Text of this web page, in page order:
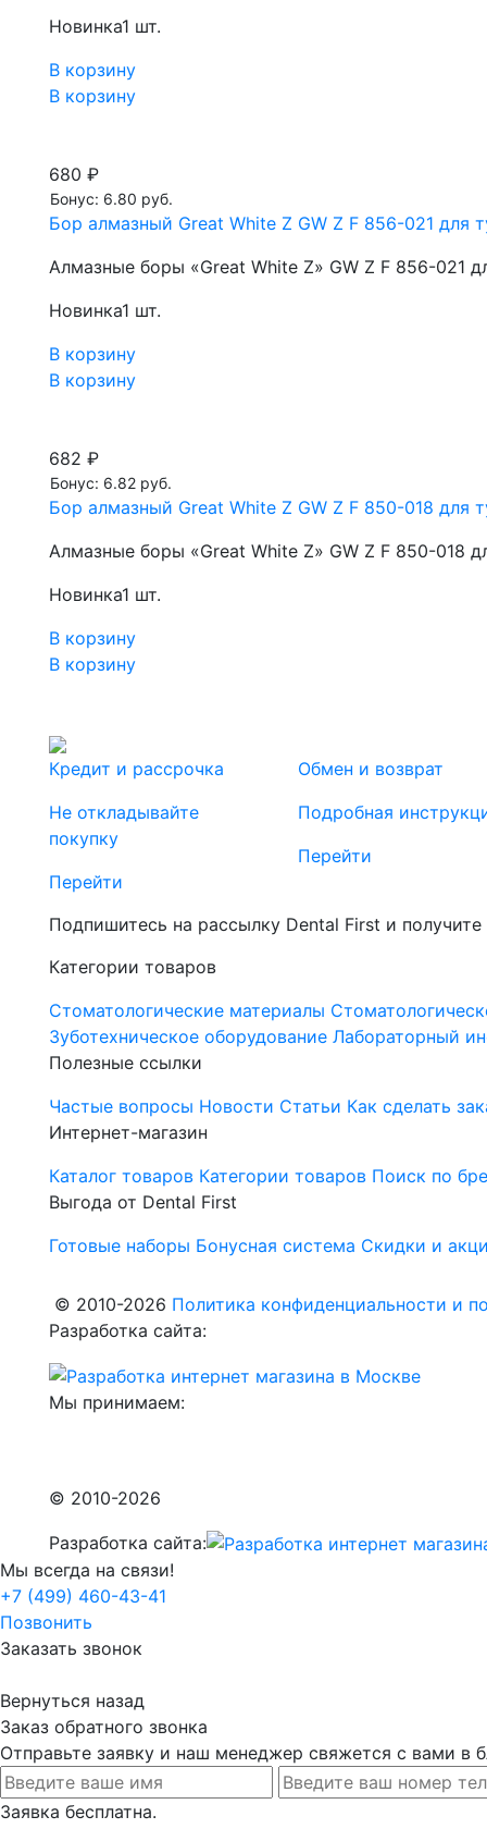
Новинка1 шт.
В корзину
В корзину
680 ₽
Бонус: 6.80 руб.
Бор алмазный Great White Z GW Z F 856-021 для
Алмазные боры «Great White Z» GW Z F 856-021
Новинка1 шт.
В корзину
В корзину
682 ₽
Бонус: 6.82 руб.
Бор алмазный Great White Z GW Z F 850-018 для
Алмазные боры «Great White Z» GW Z F 850-018
Новинка1 шт.
В корзину
В корзину
Кредит и рассрочка
Не откладывайте
покупку
Перейти
Обмен и возврат
Подробная
Перейти
Подпишитесь на рассылку Dental First и
Категории товаров
Стоматологические материалы
Зуботехническое оборудование Лабораторный
Полезные ссылки
Частые вопросы Новости Статьи Как сделать
Интернет-магазин
Каталог товаров Категории товаров Поиск по
Выгода от Dental First
Готовые наборы Бонусная система Скидки и
© 2010-2026 Политика конфиденциальности и
Разработка сайта:
Мы принимаем:
© 2010-2026
Разработка сайта:
Мы всегда на связи!
+7 (499) 460-43-41
Позвонить
Заказать звонок
Вернуться назад
Заказ обратного звонка
Отправьте заявку и наш менеджер свяжется с вами в
Заявка бесплатна.